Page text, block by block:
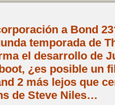
a Bond
temporada de
el desarrollo de
¿es posible un
2 más lejos que
de Steve Niles…